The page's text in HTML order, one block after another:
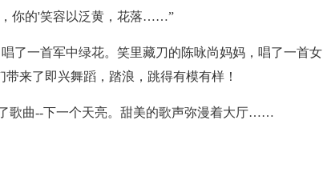
你的'笑容以泛黄，花落……”
了一首军中绿花。笑里藏刀的陈咏尚妈妈，唱了一首女
来了即兴舞蹈，踏浪，跳得有模有样！
歌曲--下一个天亮。甜美的歌声弥漫着大厅……